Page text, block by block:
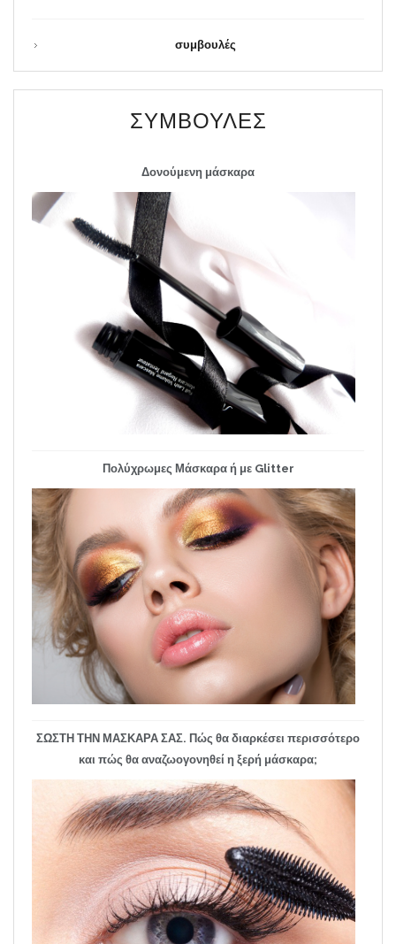
συμβουλές
ΣΥΜΒΟΥΛΈΣ
Δονούμενη μάσκαρα
Πολύχρωμες Μάσκαρα ή με Glitter
ΣΩΣΤΗ ΤΗΝ ΜΑΣΚΑΡΑ ΣΑΣ. Πώς θα διαρκέσει περισσότερο
και πώς θα αναζωογονηθεί η ξερή μάσκαρα;